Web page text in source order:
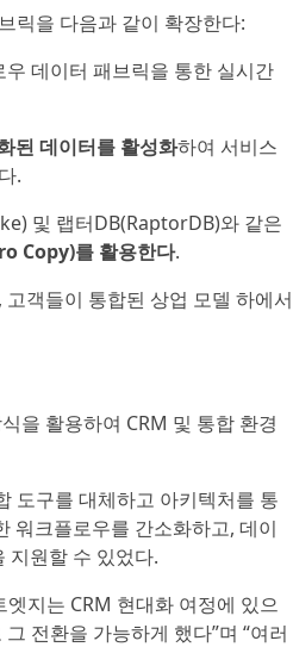
릭을 다음과 같이 확장한다:
데이터 패브릭을 통한 실시간
된 데이터를 활성화하여 서비스
.
및 랩터DB(RaptorDB)와 같은
Copy)를 활용한다.
객들이 통합된 상업 모델 하에서
을 활용하여 CRM 및 통합 환경
도구를 대체하고 아키텍처를 통
워크플로우를 간소화하고, 데이
지원할 수 있었다.
지는 CRM 현대화 여정에 있으
전환을 가능하게 했다”며 “여러